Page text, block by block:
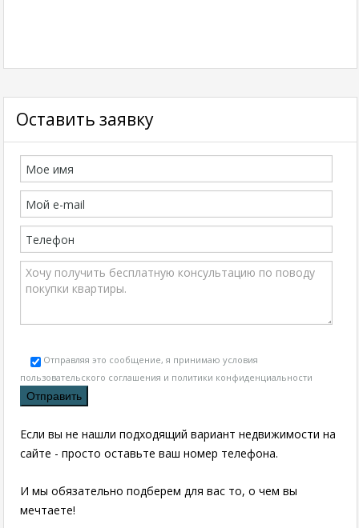
Оставить заявку
Отправляя это сообщение, я принимаю условия
пользовательского соглашения и политики конфиденциальности
Если вы не нашли подходящий вариант недвижимости на
сайте - просто оставьте ваш номер телефона.
И мы обязательно подберем для вас то, о чем вы
мечтаете!